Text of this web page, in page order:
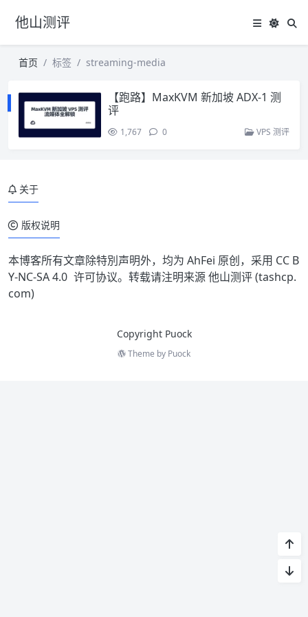
他山测评
首页 标签 streaming-media
【跑路】MaxKVM 新加坡 ADX-1 测
评
1,767 0 VPS 测评
关于
版权说明
本博客所有文章除特別声明外，均为 AhFei 原创，采用 CC B
Y-NC-SA 4.0 许可协议。转载请注明来源他山测评 (tashcp.
com)
Copyright Puock
Theme by Puock